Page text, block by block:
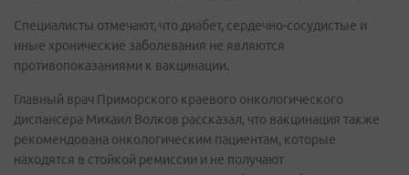
Специалисты отмечают, что диабет, сердечно-сосудистые и
иные хронические заболевания не являются
противопоказаниями к вакцинации.
Главный врач Приморского краевого онкологического
диспансера Михаил Волков рассказал, что вакцинация также
рекомендована онкологическим пациентам, которые
находятся в стойкой ремиссии и не получают